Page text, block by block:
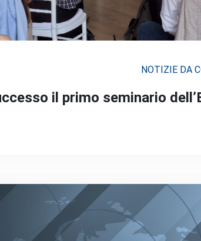
NOTIZIE DA
il primo seminario